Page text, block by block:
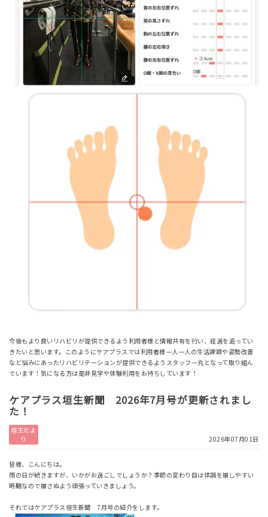
今後もより良いリハビリが提供できるよう利用者様と情報共有を行い、経過を追ってい
きたいと思います。このようにケアプラスでは利用者様一人一人の生活課題や姿勢改善
など悩みにあったリハビリテーションが提供できるようスタッフ一丸となって取り組ん
でいます！気になる方は是非見学や体験利用をお持ちしています！
ケアプラス垣生新聞 2026年7月号が更新されまし
た！
垣生だよ
り
2026年07月01日
皆様、こんにちは。
雨の日が続きますが、いかがお過ごしでしょうか？季節の変わり目は体調を崩しやすい
時期なので崩さぬよう頑張っていきましょう。
それではケアプラス垣生新聞 7月号の紹介をします。